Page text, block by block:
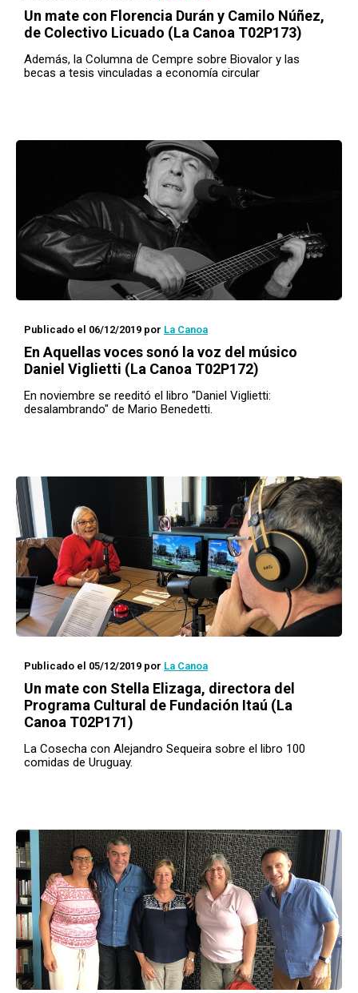
Un mate con Florencia Durán y Camilo Núñez,
de Colectivo Licuado (La Canoa T02P173)
Además, la Columna de Cempre sobre Biovalor y las
becas a tesis vinculadas a economía circular
Publicado el 06/12/2019 por La Canoa
En Aquellas vocessonó la voz del músico
Daniel Viglietti (La Canoa T02P172)
En noviembre se reeditó el libro "Daniel Viglietti:
desalambrando" de Mario Benedetti.
Publicado el 05/12/2019 por La Canoa
Un mate con Stella Elizaga, directora del
Programa Cultural de Fundación Itaú (La
Canoa T02P171)
La Cosecha con Alejandro Sequeira sobre el libro 100
comidas de Uruguay.